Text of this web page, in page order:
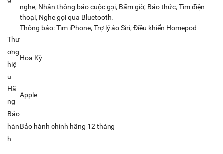
nghe, Nhận thông báo cuộc gọi, Bấm giờ, Báo thức, Tìm điện
thoại, Nghe gọi qua Bluetooth.
Thông báo: Tìm iPhone, Trợ lý ảo Siri, Điều khiển Homepod
Thư
ơng
hiệ
u
Hoa Kỳ
Hã
ng
Apple
Bảo
hàn
h
Bảo hành chính hãng 12 tháng